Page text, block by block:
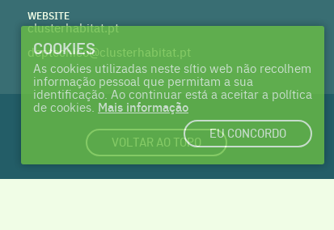
WEBSITE
clusterhabitat.pt
deptecnico@clusterhabitat.pt
VOLTAR AO TOPO
COOKIES
As cookies utilizadas neste sítio web não recolhem
informação pessoal que permitam a sua
identificação. Ao continuar está a aceitar a política
de cookies. Mais informação
EU CONCORDO